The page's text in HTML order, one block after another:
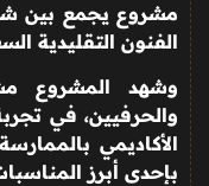
مشروع يجمع بين
الفنون التقليدية
وشهد المشروع
والحرفيين، في
الأكاديمي
بإحدى أبرز